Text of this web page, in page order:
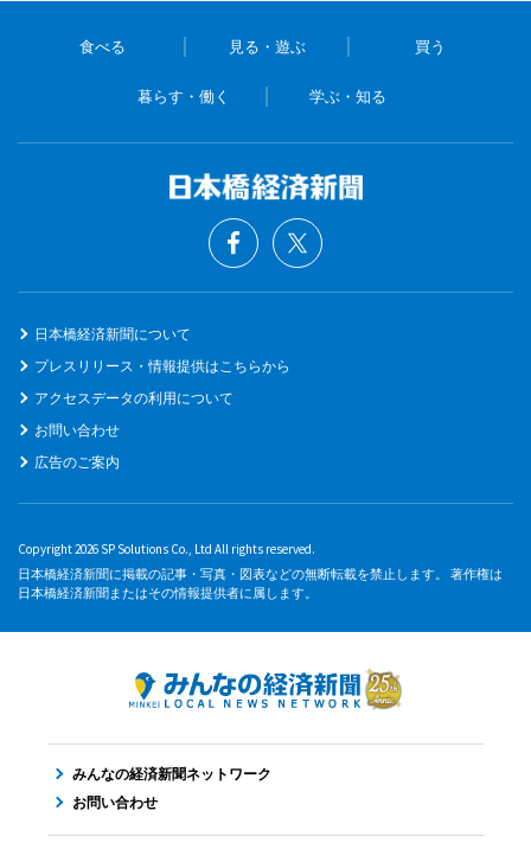
食べる 見る・遊ぶ 買う
暮らす・働く 学ぶ・知る
日本橋経済新聞について
プレスリリース・情報提供はこちらから
アクセスデータの利用について
お問い合わせ
広告のご案内
Copyright 2026 SP Solutions Co., Ltd All rights reserved.
日本橋経済新聞に掲載の記事・写真・図表などの無断転載を禁止します。 著作権は
日本橋経済新聞またはその情報提供者に属します。
みんなの経済新聞ネットワーク
お問い合わせ